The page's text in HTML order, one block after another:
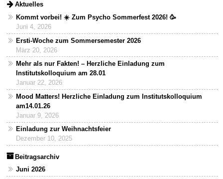
Aktuelles
Kommt vorbei! ☀️ Zum Psycho Sommerfest 2026! 🥳
Juni 4, 2026
Ersti-Woche zum Sommersemester 2026
März 20, 2026
Mehr als nur Fakten! – Herzliche Einladung zum
Institutskolloquium am 28.01
Januar 22, 2026
Mood Matters! Herzliche Einladung zum Institutskolloquium
am14.01.26
Januar 9, 2026
Einladung zur Weihnachtsfeier
Dezember 10, 2025
Beitragsarchiv
Juni 2026